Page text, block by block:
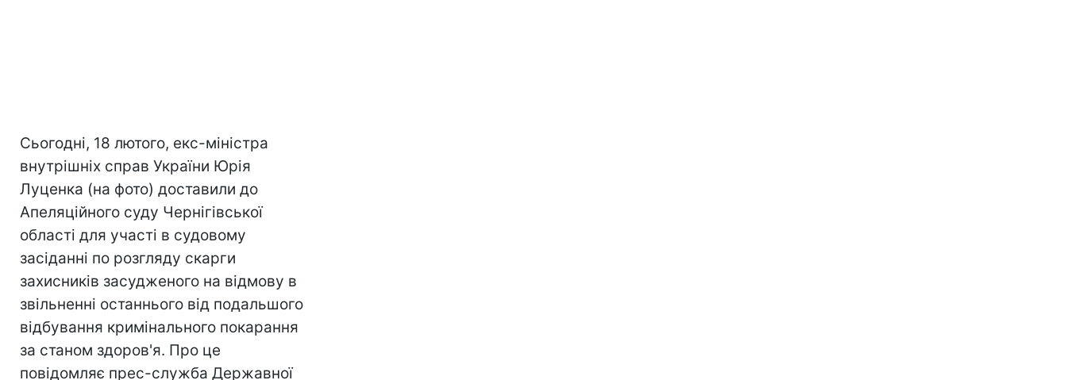
Сьогодні, 18 лютого, екс-міністра
внутрішніх справ України Юрія
Луценка (на фото) доставили до
Апеляційного суду Чернігівської
області для участі в судовому
засіданні по розгляду скарги
захисників засудженого на відмову в
звільненні останнього від подальшого
відбування кримінального покарання
за станом здоров'я. Про це
повідомляє прес-служба Державної